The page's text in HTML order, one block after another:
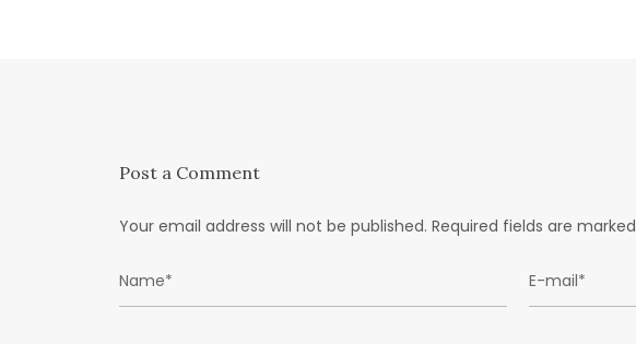
Post a Comment
Your email address will not be published. Required fields are marked